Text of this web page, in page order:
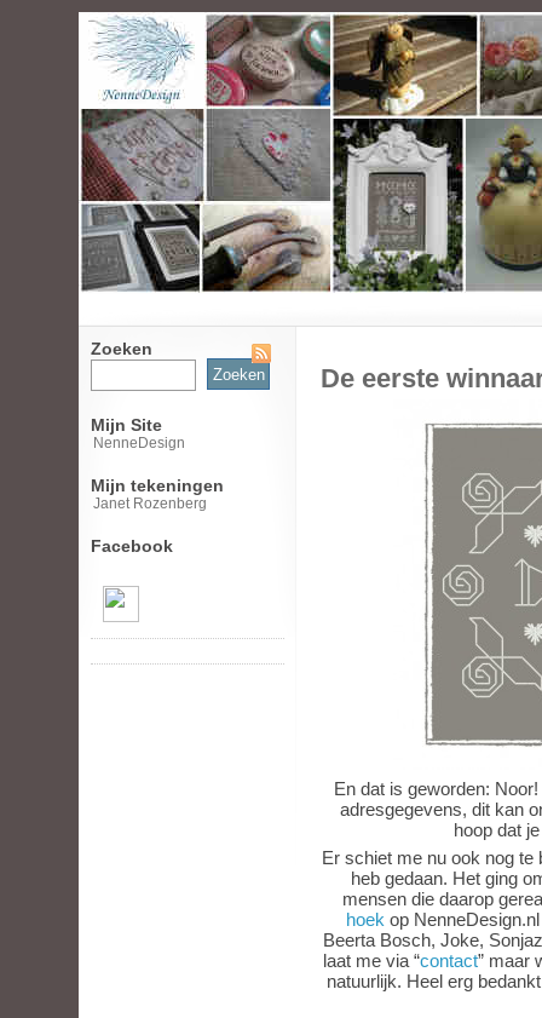
Zoeken
Zoeken
naar:
Mijn Site
NenneDesign
Mijn tekeningen
Janet Rozenberg
Facebook
De eerste
En dat is geworden:
adresgegevens, dit kan
hoop dat
Er schiet me nu ook nog te
heb gedaan. Het ging
mensen die daarop
hoek op
Beerta Bosch, Joke,
laat me via “contact” maar
natuurlijk. Heel erg